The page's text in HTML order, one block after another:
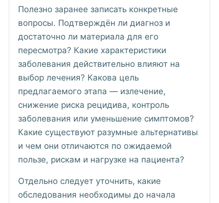
Полезно заранее записать конкретные
вопросы. Подтверждён ли диагноз и
достаточно ли материала для его
пересмотра? Какие характеристики
заболевания действительно влияют на
выбор лечения? Какова цель
предлагаемого этапа — излечение,
снижение риска рецидива, контроль
заболевания или уменьшение симптомов?
Какие существуют разумные альтернативы
и чем они отличаются по ожидаемой
пользе, рискам и нагрузке на пациента?
Отдельно следует уточнить, какие
обследования необходимы до начала